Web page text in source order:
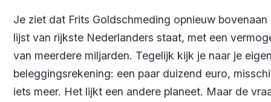
Je ziet dat Frits Goldschmeding opnieuw bovenaan
lijst van rijkste Nederlanders staat, met een
van meerdere miljarden. Tegelijk kijk je naar je
beleggingsrekening: een paar duizend euro,
iets meer. Het lijkt een andere planeet. Maar de